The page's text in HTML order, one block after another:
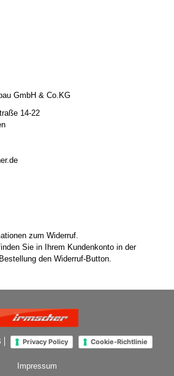
GmbH & Co.KG
14-22
zum Widerruf.
Sie in Ihrem Kundenkonto in der
den Widerruf-Button.
Privacy Policy Cookie-Richtlinie
Impressum